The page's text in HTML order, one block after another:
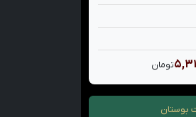
تومان
بوستان